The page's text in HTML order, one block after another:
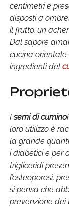
centimetri e
disposti a
il frutto, un
Dal sapore
cucina
ingredienti del
Isemi di cumino
loro utilizzo è
la grande
i diabetici e per
trigliceridi
l’osteoporosi,
si pensa che
prevenzione